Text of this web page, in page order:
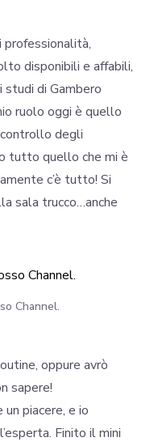
professionalità,
disponibili e affabili,
studi di Gambero
ruolo oggi è quello
controllo degli
tutto quello che mi è
c’è tutto! Si
sala trucco…anche
Channel.
oppure avrò
sapere!
piacere, e io
Finito il mini